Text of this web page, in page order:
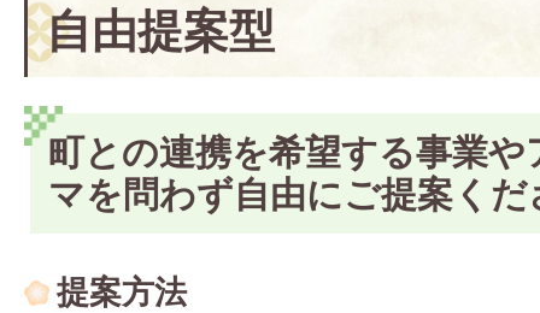
自由提案型
町との連携を希望する事業
マを問わず自由にご提案くだ
提案方法